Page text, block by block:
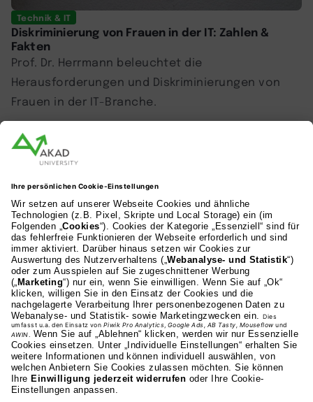
Technik & IT
Diskriminierung von Frauen in der IT: Zahlen &
Fakten
Prof. Dr. Herrmann beleuchtet die
Herausforderungen und Diskriminierungen von
Frauen in der IT-Branche.
AKAD Bildungsgesellschaft mbH
Heilbronner Strasse 86
70191 Stuttgart
0711 81495-400
Studienangebot
Fakultäten